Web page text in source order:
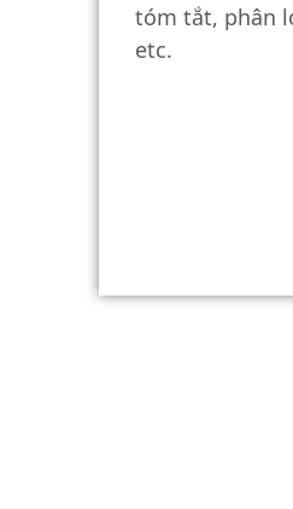
tóm tắt, phân
etc.